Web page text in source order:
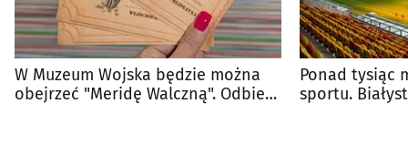
W Muzeum Wojska będzie można
obejrzeć "Meridę Walczną". Odbierz
Ponad tysiąc
sportu.